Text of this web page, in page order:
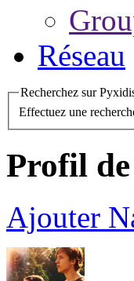
Réseau
Recherchez sur
Effectuez une
Profil
Ajouter